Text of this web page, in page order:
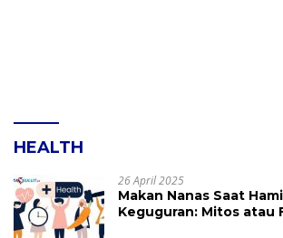
HEALTH
26 April 2025
Makan Nanas Saat
Keguguran: Mitos atau